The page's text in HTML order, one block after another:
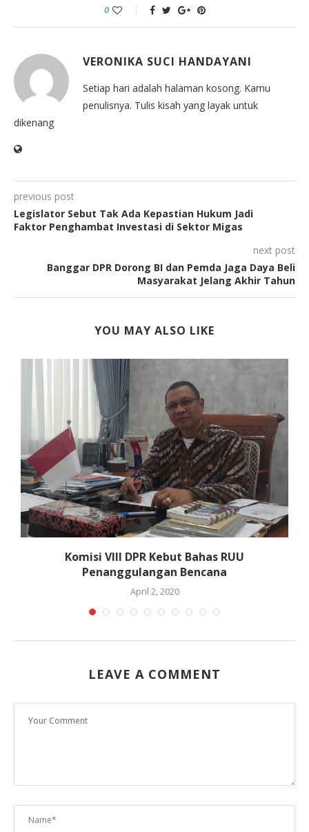
0
VERONIKA SUCI HANDAYANI
Setiap hari adalah halaman kosong. Kamu
penulisnya. Tulis kisah yang layak untuk
dikenang
previous post
Legislator Sebut Tak Ada Kepastian Hukum Jadi
Faktor Penghambat Investasi di Sektor Migas
next post
Banggar DPR Dorong BI dan Pemda Jaga Daya Beli
Masyarakat Jelang Akhir Tahun
YOU MAY ALSO LIKE
Komisi VIII DPR Kebut Bahas RUU
Penanggulangan Bencana
April 2, 2020
LEAVE A COMMENT